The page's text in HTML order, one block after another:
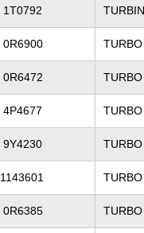
1T0792
0R6900
0R6472
4P4677
9Y4230
1143601
0R6385